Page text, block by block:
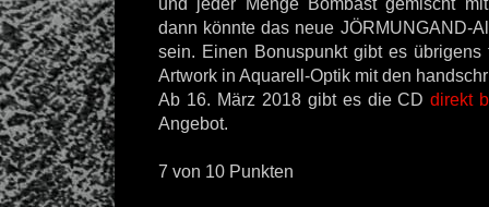
und jeder Menge Bombast gemischt
dann könnte das neue JÖRMUNGAND-
sein. Einen Bonuspunkt gibt es übrigens
Artwork in Aquarell-Optik mit den
Ab 16. März 2018 gibt es die CDdirekt
Angebot.
7 von 10 Punkten